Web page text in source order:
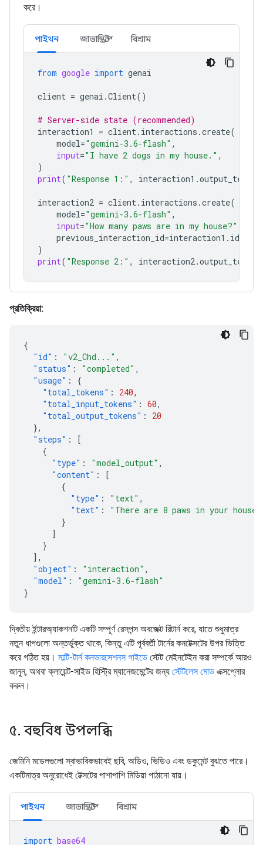
করে।
পাইথন জাভাস্ক্রিপ্ট বিশ্রাম
from google import genai
client = genai .Client()
# Server-side state (recommended)
interaction1
= client. interactions .create(
model="gemini-3.6-flash" ,
input="I have 2 dogs in my house." ,
)
print( "Response 1:" , interaction1 .output_text
interaction2 = client. interactions .create(
model="gemini-3.6-flash" ,
input="How many paws are in my house?"
previous_interaction_id=interaction1 . id
)
print( "Response 2:" , interaction2.output_text
প্রতিক্রিয়া:
{
"id" : "v2_Chd..." ,
"status" : "completed" ,
"usage" :
{
"total_tokens" : 240,
"total_input_tokens" : 60,
"total_output_tokens" :
20
},
"steps" :
[
{
"type" : "model_output" ,
"content" :
[
{
"type" : "text" ,
"text" :
"There are 8 paws in your
}
]
}
],
"object" : "interaction" ,
"model" :
"gemini-3.6-flash"
}
দ্বিতীয় ইন্টারঅ্যাকশনটি একটি সম্পূর্ণ রেসপন্স অবজেক্ট রিটার্ন করে, যাতে শুধুমাত্র
নতুন ধাপগুলো অন্তর্ভুক্ত থাকে, কিন্তু এটি পূর্ববর্তী টার্নের কনটেক্সটের উপর ভিত্তি
করে গঠিত হয়। মাল্টি-টার্ন কনভারসেশনস গাইডে স্টেট মেইনটেইন করা সম্পর্কে আরও
জানুন, অথবা ক্লায়েন্ট-সাইড হিস্ট্রি ম্যানেজমেন্টের জন্য স্টেটলেস মোড এক্সপ্লোর
করুন।
৫. বহুবিধ উপলব্ধি
জেমিনি মডেলগুলো স্বাভাবিকভাবেই ছবি, অডিও, ভিডিও এবং ডকুমেন্ট বুঝতে পারে।
একটিমাত্র অনুরোধেই টেক্সটের পাশাপাশি মিডিয়া পাঠানো যায়।
পাইথন জাভাস্ক্রিপ্ট বিশ্রাম
import base64